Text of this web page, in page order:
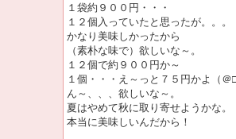
１袋約９００円・・・
１２個入っていたと思ったが。。。
かなり美味しかったから
（素朴な味で）欲しいな～。
１２個で約９００円か～
１個・・・え～っと７５円かよ（＠
ん～、、、欲しいな～。
夏はやめて秋に取り寄せようかな。
本当に美味しいんだから！